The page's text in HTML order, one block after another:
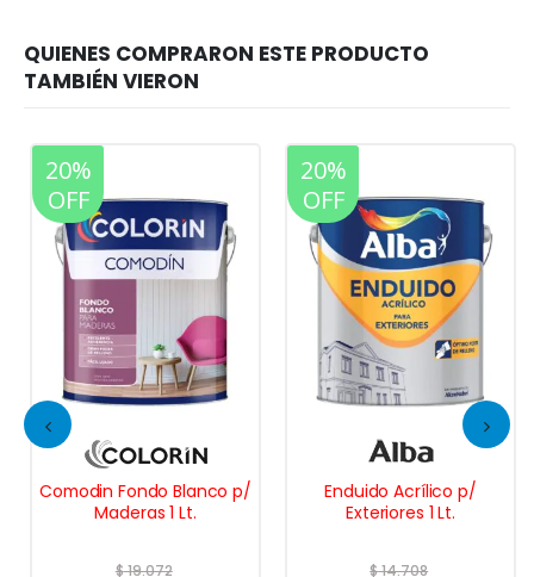
20%
OFF
Comodin Fondo Blanco p/
Maderas 1 Lt.
$19.072
20%
OFF
Enduido Acrílico p/
Exteriores 1 Lt.
$14.708